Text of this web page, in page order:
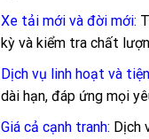
Xe tải mới và đời mới:
kỳ và kiểm tra chất
Dịch vụ linh hoạt và
dài hạn, đáp ứng mọi
Giá cả cạnh tranh: Dịch